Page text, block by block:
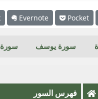
Evernote Pocket
سورة يوسف
فهرس السور